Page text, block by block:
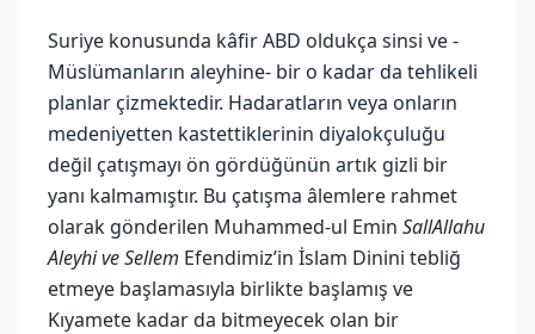
Suriye konusunda kâfir ABD oldukça sinsi ve -
Müslümanların aleyhine- bir o kadar da tehlikeli
planlar çizmektedir. Hadaratların veya onların
medeniyetten kastettiklerinin diyalokçuluğu
değil çatışmayı ön gördüğünün artık gizli bir
yanı kalmamıştır. Bu çatışma âlemlere rahmet
olarak gönderilen Muhammed-ul Emin SallAllahu
Aleyhi ve Sellem Efendimiz’in İslam Dinini tebliğ
etmeye başlamasıyla birlikte başlamış ve
Kıyamete kadar da bitmeyecek olan bir